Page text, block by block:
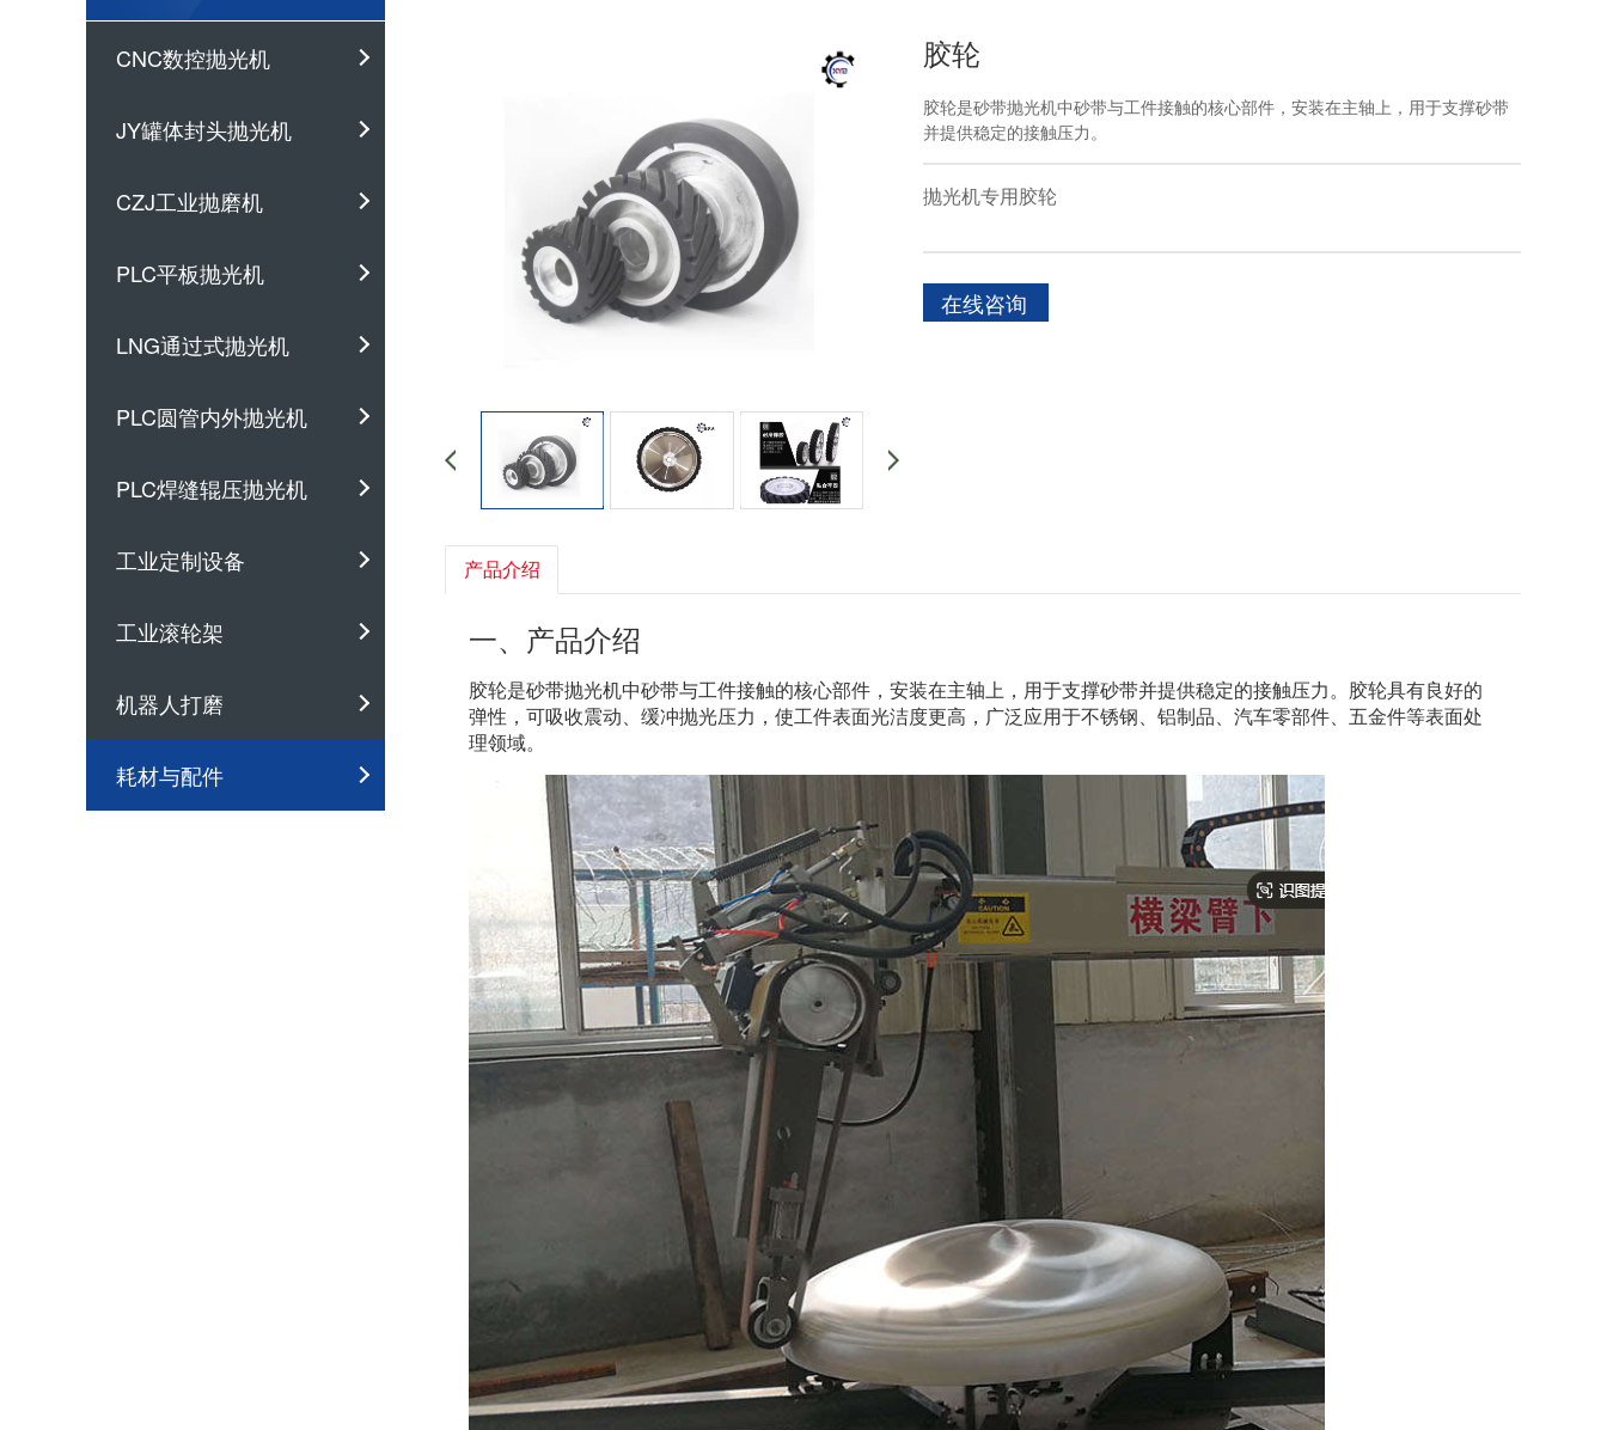
CNC数控抛光机
JY罐体封头抛光机
CZJ工业抛磨机
PLC平板抛光机
LNG通过式抛光机
PLC圆管内外抛光机
PLC焊缝辊压抛光机
工业定制设备
工业滚轮架
机器人打磨
耗材与配件
胶轮
胶轮是砂带抛光机中砂带与工件接触的核心部件，安装在主轴上，用于支撑砂带
并提供稳定的接触压力。
抛光机专用胶轮
在线咨询
产品介绍
一、产品介绍
胶轮是砂带抛光机中砂带与工件接触的核心部件，安装在主轴上，用于支撑砂带并提供稳定的接触压力。胶轮具有良好的
弹性，可吸收震动、缓冲抛光压力，使工件表面光洁度更高，广泛应用于不锈钢、铝制品、汽车零部件、五金件等表面处
理领域。